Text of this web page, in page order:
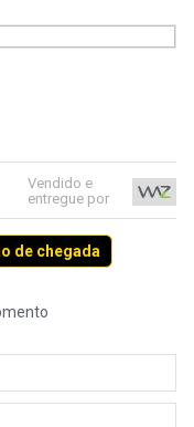
Vendido e
entregue por
de chegada